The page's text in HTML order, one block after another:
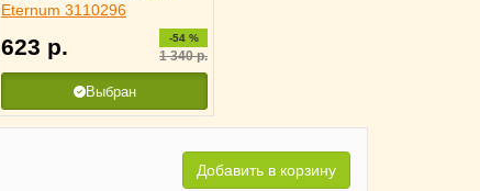
Eternum 3110296
623 р. -54 %
1 340р.
Выбран
Добавить в корзину